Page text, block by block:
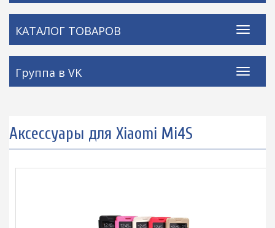
КАТАЛОГ ТОВАРОВ
Группа в VK
Аксессуары для Xiaomi Mi4S